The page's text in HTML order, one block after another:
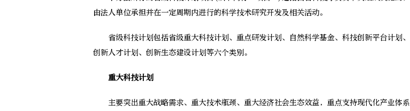
由法人单位承担并在一定周期内进行的科学技术研究开发及相关活动。
省级科技计划包括省级重大科技计划、重点研发计划、自然科学基金、科技创新平台计划、
创新人才计划、创新生态建设计划等六个类别。
重大科技计划
主要突出重大战略需求、重大技术瓶颈、重大经济社会生态效益，重点支持现代化产业体系